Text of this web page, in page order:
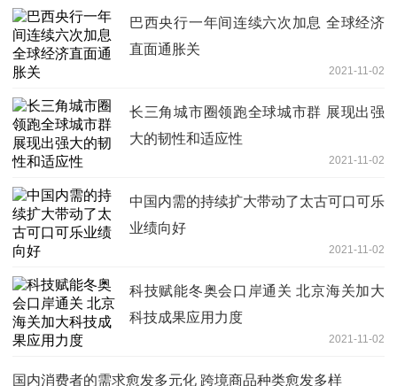
巴西央行一年间连续六次加息 全球经济
直面通胀关
2021-11-02
长三角城市圈领跑全球城市群 展现出强
大的韧性和适应性
2021-11-02
中国内需的持续扩大带动了太古可口可乐
业绩向好
2021-11-02
科技赋能冬奥会口岸通关 北京海关加大
科技成果应用力度
2021-11-02
国内消费者的需求愈发多元化 跨境商品种类愈发多样